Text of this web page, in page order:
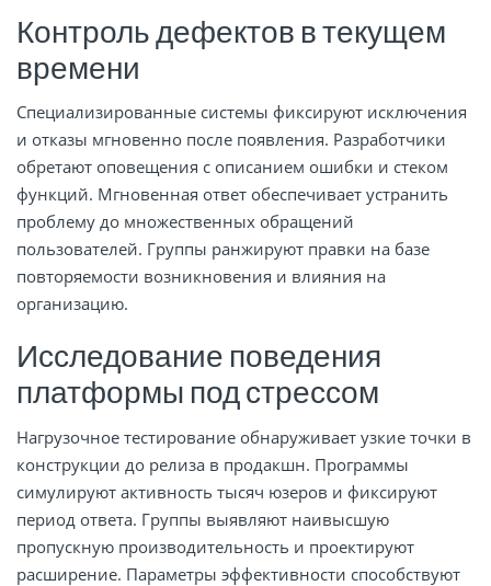
Контроль дефектов в текущем
времени
Специализированные системы фиксируют исключения
и отказы мгновенно после появления. Разработчики
обретают оповещения с описанием ошибки и стеком
функций. Мгновенная ответ обеспечивает устранить
проблему до множественных обращений
пользователей. Группы ранжируют правки на базе
повторяемости возникновения и влияния на
организацию.
Исследование поведения
платформы под стрессом
Нагрузочное тестирование обнаруживает узкие точки в
конструкции до релиза в продакшн. Программы
симулируют активность тысяч юзеров и фиксируют
период ответа. Группы выявляют наивысшую
пропускную производительность и проектируют
расширение. Параметры эффективности способствуют